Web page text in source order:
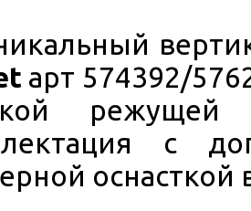
арт 574392/
режущей
с
оснасткой